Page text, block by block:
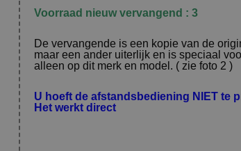
Voorraad nieuw vervangend : 3
De vervangende is een kopie van de
maar een ander uiterlijk en is speciaal
alleen op dit merk en model. ( zie foto 2 )
U hoeft de afstandsbediening NIET te
Het werkt direct